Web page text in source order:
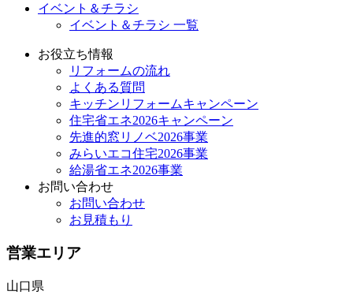
イベント＆チラシ
イベント＆チラシ 一覧
お役立ち情報
リフォームの流れ
よくある質問
キッチンリフォームキャンペーン
住宅省エネ2026キャンペーン
先進的窓リノベ2026事業
みらいエコ住宅2026事業
給湯省エネ2026事業
お問い合わせ
お問い合わせ
お見積もり
営業エリア
山口県